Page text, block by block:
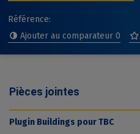
Référence:
Ajouter au comparateur 0
Pièces jointes
Plugin Buildings pour TBC